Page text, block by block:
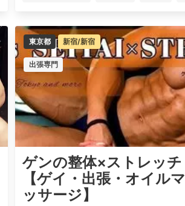
東京都 新宿/新宿
出張専門
ゲンの整体×ストレッチ
【ゲイ・出張・オイルマ
ッサージ】